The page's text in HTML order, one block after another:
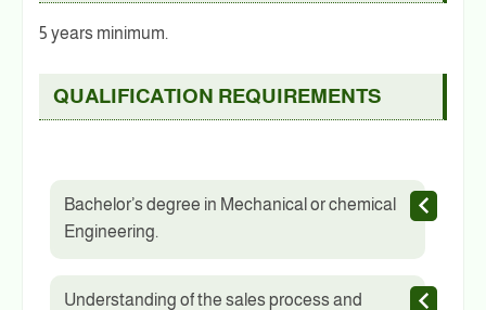
5 years minimum.
QUALIFICATION REQUIREMENTS
Bachelor’s degree in Mechanical or chemical
Engineering.
Understanding of the sales process and